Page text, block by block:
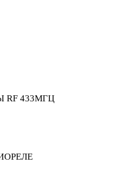
433МГЦ